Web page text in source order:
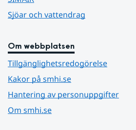
Sjöar och vattendrag
Om webbplatsen
Tillgänglighetsredogörelse
Kakor på smhi.se
Hantering av personuppgifter
Om smhi.se